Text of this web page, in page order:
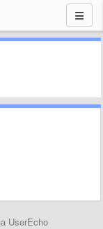
UserEcho